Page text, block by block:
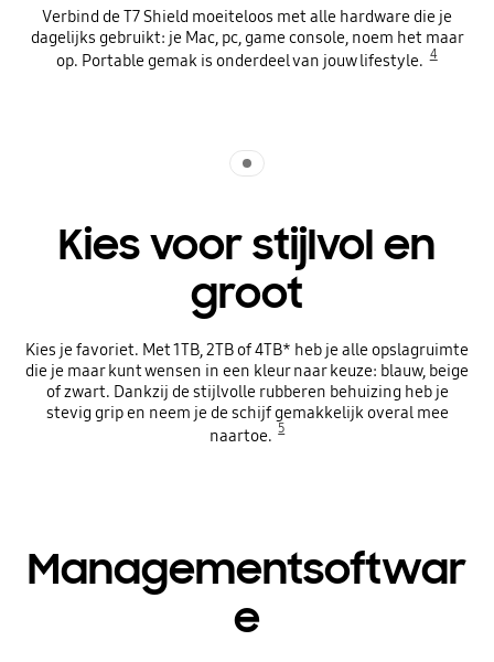
Verbind de T7 Shield moeiteloos met alle hardware die je
dagelijks gebruikt: je Mac, pc, game console, noem het maar
op. Portable gemak is onderdeel van jouw lifestyle. 4
Kies voor stijlvol en
groot
Kies je favoriet. Met 1TB, 2TB of 4TB* heb je alle opslagruimte
die je maar kunt wensen in een kleur naar keuze: blauw, beige
of zwart. Dankzij de stijlvolle rubberen behuizing heb je
stevig grip en neem je de schijf gemakkelijk overal mee
naartoe. 5
Managementsoftwar
e